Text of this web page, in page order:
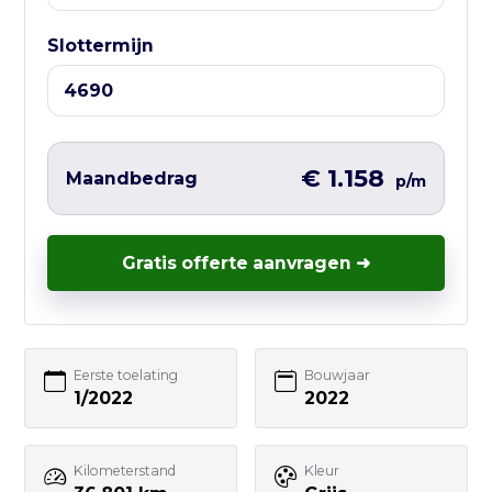
⏰ Openingstijden:
Ma t/m Vr — 10:00 tot 17:00
Liever direct contact?
je op – vaak nog dezelfde werkdag.
E-mailadres
Slottermijn
Maandbedrag € 1.158 p/m
Gratis offerte aanvragen ➜
Eerste toelating
1/2022
Bouwjaar
2022
Kilometerstand Kleur